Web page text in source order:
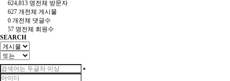
624,813 명전체 방문자
627 개 전체 게시물
0 개 전체 댓글수
57 명전체 회원수
SEARCH